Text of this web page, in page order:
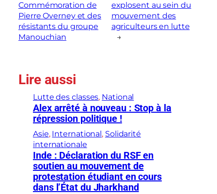
Commémoration de
Pierre Overney et des
résistants du groupe
Manouchian
explosent au sein du
mouvement des
agriculteurs en lutte
→
Lire aussi
Lutte des classes, National
Alex arrêté à nouveau : Stop à la
répression politique !
Asie, International , Solidarité
internationale
Inde : Déclaration du RSF en
soutien au mouvement de
protestation étudiant en cours
dans l’État du Jharkhand